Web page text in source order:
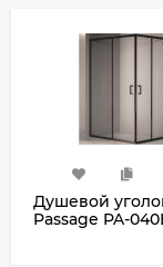
Душевой
Passage PA-